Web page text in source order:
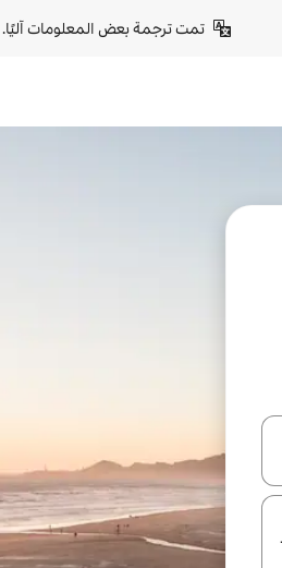
تمت ترجمة بعض المعلومات آليًا.
أو استكشف عن طريق اللمس أو السحب.